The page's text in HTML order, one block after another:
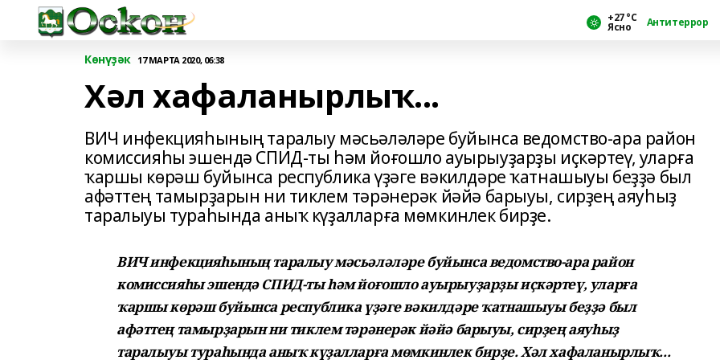
+27 °С
Ясно Антитеррор
Көнүҙәк 17 МАРТА 2020, 06:38
Хәл хафаланырлыҡ...
ВИЧ инфекцияһының таралыу мәсьәләләре буйынса ведомство-ара район
комиссияһы эшендә СПИД-ты һәм йоғошло ауырыуҙарҙы иҫкәртеү, уларға
ҡаршы көрәш буйынса республика үҙәге вәкилдәре ҡатнашыуы беҙҙә был
афәттең тамырҙарын ни тиклем тәрәнерәк йәйә барыуы, сирҙең аяуһыҙ
таралыуы тураһында аныҡ күҙалларға мөмкинлек бирҙе.
ВИЧ инфекцияһының таралыу мәсьәләләре буйынса ведомство-ара район
комиссияһы эшендә СПИД-ты һәм йоғошло ауырыуҙарҙы иҫкәртеү, уларға
ҡаршы көрәш буйынса республика үҙәге вәкилдәре ҡатнашыуы беҙҙә был
афәттең тамырҙарын ни тиклем тәрәнерәк йәйә барыуы, сирҙең аяуһыҙ
таралыуы тураһында аныҡ күҙалларға мөмкинлек бирҙе. Хәл хафаланырлыҡ...